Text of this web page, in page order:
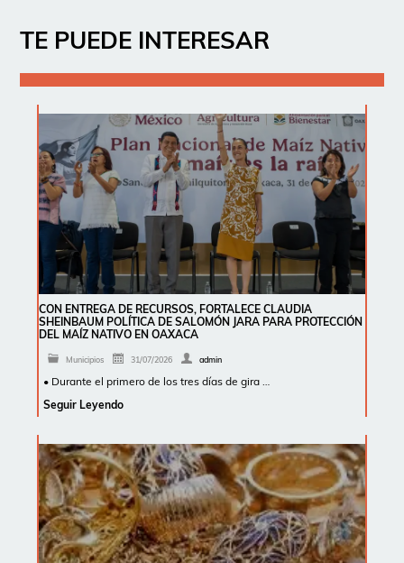
TE PUEDE INTERESAR
CON ENTREGA DE RECURSOS, FORTALECE CLAUDIA
SHEINBAUM POLÍTICA DE SALOMÓN JARA PARA PROTECCIÓN
DEL MAÍZ NATIVO EN OAXACA
Municipios 31/07/2026 admin
• Durante el primero de los tres días de gira …
Seguir Leyendo